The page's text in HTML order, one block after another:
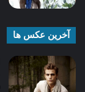
آخرین عکس ها